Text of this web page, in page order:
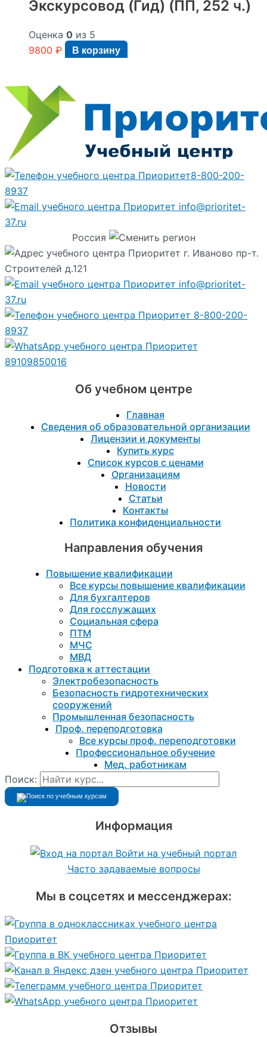
Экскурсовод (Гид) (ПП, 252 ч.)
Оценка 0 из 5
9800 ₽ В корзину
8-800-200-
8937
info@prioritet-
37.ru
Россия
г. Иваново пр-т.
Строителей д.121
info@prioritet-
37.ru
8-800-200-
8937
89109850016
Об учебном центре
Главная
Сведения об образовательной организации
Лицензии и документы
Купить курс
Список курсов с ценами
Организациям
Новости
Статьи
Контакты
Политика конфиденциальности
Направления обучения
Повышение квалификации
Все курсы повышение квалификации
Для бухгалтеров
Для госслужащих
Социальная сфера
ПТМ
МЧС
МВД
Подготовка к aттестации
Электробезопасность
Безопасность гидротехнических
сооружений
Промышленная безопасность
Проф. переподготовка
Все курсы проф. переподготовки
Профессиональное обучение
Мед. работникам
Поиск:
Информация
Войти на учебный портал
Часто задаваемые вопросы
Мы в соцсетях и мессенджерах:
Отзывы